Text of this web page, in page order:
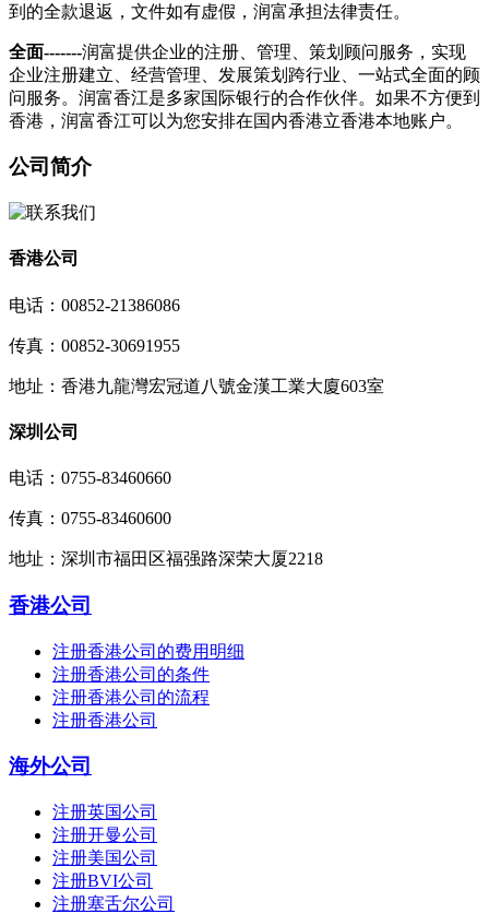
到的全款退返，文件如有虚假，润富承担法律责任。
全面-------润富提供企业的注册、管理、策划顾问服务，实现
企业注册建立、经营管理、发展策划跨行业、一站式全面的顾
问服务。润富香江是多家国际银行的合作伙伴。如果不方便到
香港，润富香江可以为您安排在国内香港立香港本地账户。
公司简介
香港公司
电话：00852-21386086
传真：00852-30691955
地址：香港九龍灣宏冠道八號金漢工業大廈603室
深圳公司
电话：0755-83460660
传真：0755-83460600
地址：深圳市福田区福强路深荣大厦2218
香港公司
注册香港公司的费用明细
注册香港公司的条件
注册香港公司的流程
注册香港公司
海外公司
注册英国公司
注册开曼公司
注册美国公司
注册BVI公司
注册塞舌尔公司